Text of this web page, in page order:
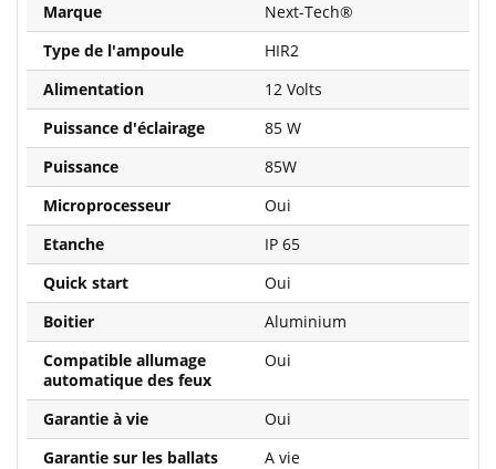
Marque
Next-Tech®
Type de l'ampoule
HIR2
Alimentation
12 Volts
Puissance d'éclairage
85 W
Puissance
85W
Microprocesseur
Oui
Etanche
IP 65
Quick start
Oui
Boitier
Aluminium
Compatible allumage
automatique des feux
Oui
Garantie à vie
Oui
Garantie sur les ballats
A vie